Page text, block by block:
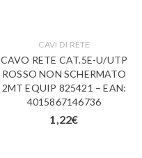
CAVI DI RETE
CAVO RETE CAT.5E-U/UTP
ROSSO NON SCHERMATO
2MT EQUIP 825421 – EAN:
4015867146736
1,22€